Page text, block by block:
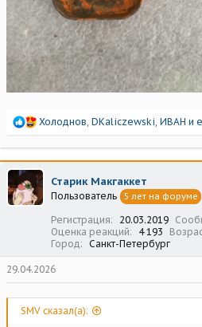
Р
а
к
ц
и
и
Холоднов, DKaliczewski, ИВАН и
Старик Макгаккет
Пользователь 5 лет на форуме
Регистрация 20.03.2019
Оценка реакций
4 193
Город
Санкт-Петербург
29.04.2026
SMV сказал(а):